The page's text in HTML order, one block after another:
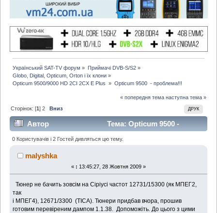
Український SAT-TV форум » Приймачі DVB-S/S2»
Globo, Digital, Opticum, Orton і їх клони »
Opticum 9500/9000 HD 2CI 2CX E Plus » Opticum 9500  - проблема!!!
« попередня тема наступна тема »
ДРУК
Сторінок: [1]2 Вниз
Автор
Тема: Opticum 9500 -
проблема!!! (Прочитано 11432 раз)
0 Користувачів і 2 Гостей дивляться цю тему.
malyshka
« : 13:45:27, 28 Жовтня 2009 »
Тюнер не бачить зовсім на Сіріусі частот 12731/15300 (як МПЕГ2,
так
і МПЕГ4), 12671/3300 (ТІСА). Тюнери придбав вчора, прошив
готовим перевіреним дампом 1.1.38. Допоможіть. До цього з цими